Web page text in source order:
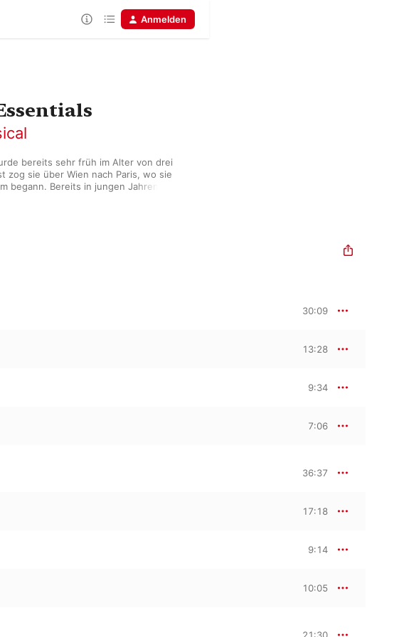
Anmelden
bereits sehr früh im Alter von drei
zog sie über Wien nach Paris, wo sie
begann. Bereits in jungen Jahren
Kontexten ihr ganzes
30:09
13:28
9:34
7:06
36:37
17:18
9:14
10:05